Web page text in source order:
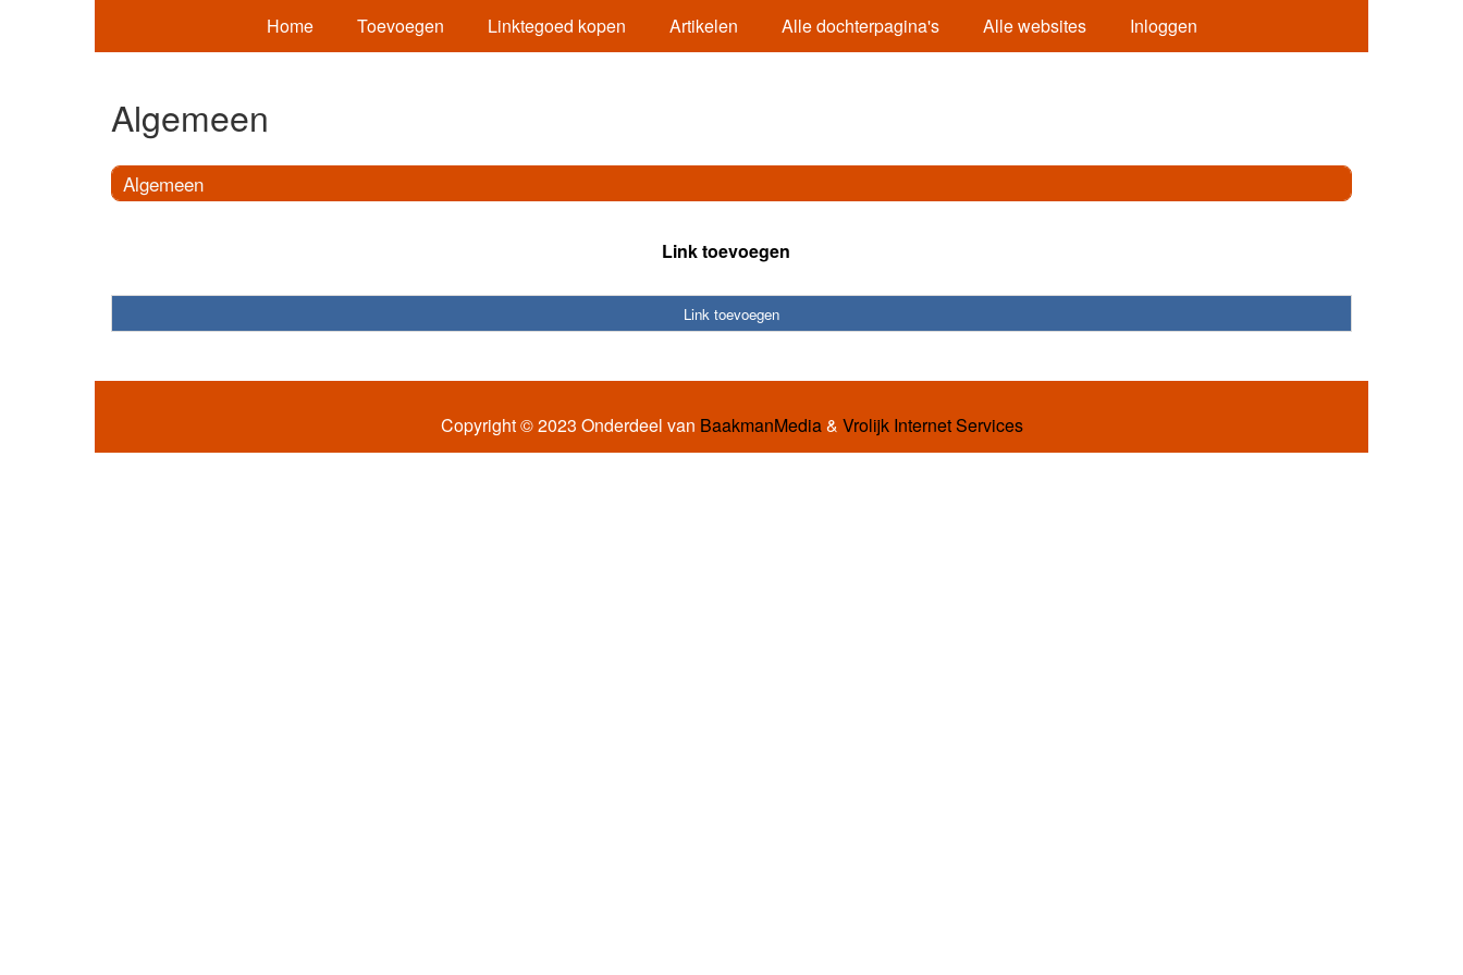
Home Toevoegen Linktegoed kopen Artikelen Alle dochterpagina's Alle websites Inloggen
Algemeen
Algemeen
Link toevoegen
Link toevoegen
Copyright © 2023 Onderdeel van BaakmanMedia& Vrolijk Internet Services